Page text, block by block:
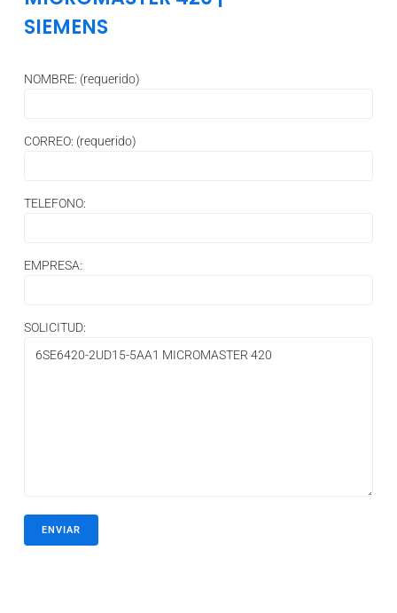
SIEMENS
NOMBRE: (requerido)
CORREO: (requerido)
TELEFONO:
EMPRESA:
SOLICITUD: